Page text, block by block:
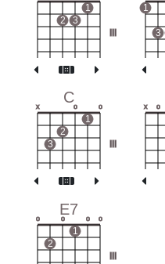
2 3
1 1
3
C
x
3
2
o
1
o x o
E7
o
2
o
1
o o